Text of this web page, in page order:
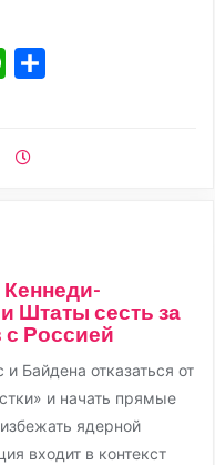
WhatsApp
Штаты сесть за
с Россией
Байдена отказаться от
и начать прямые
ядерной
входит в контекст